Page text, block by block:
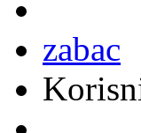
zabac